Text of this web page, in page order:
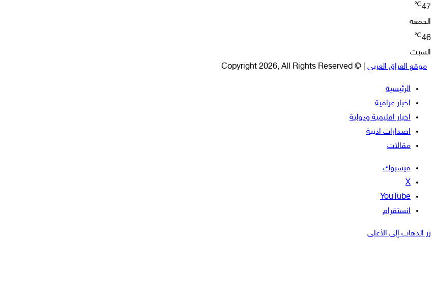
47
℃
الجمعة
46
℃
السبت
موقع العراق العربي | © Copyright 2026, All Rights Reserved
الرئيسية
اخبار عراقية
اخبار اقليمية ودولية
اصدارات ادبية
مقالات
فيسبوك
‫X
‫YouTube
انستقرام
زر الذهاب إلى الأعلى